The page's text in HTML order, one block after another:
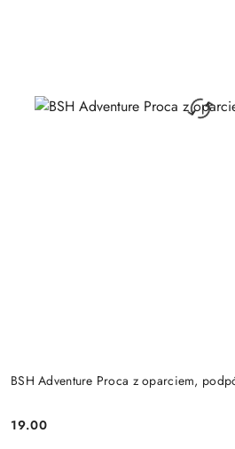
BSH Adventure Proca z oparciem,
Cena:
19.00